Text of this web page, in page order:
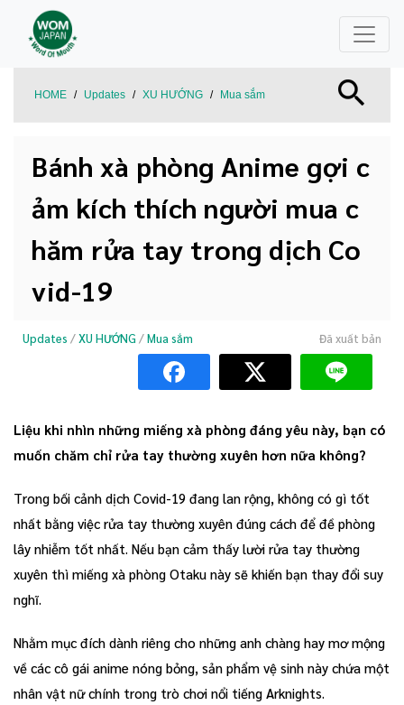
HOME / Updates / XU HƯỚNG / Mua sắm
Bánh xà phòng Anime gợi c
ảm kích thích người mua c
hăm rửa tay trong dịch Co
vid-19
Updates /XU HƯỚNG /Mua sắm Đã xuất bản
Liệu khi nhìn những miếng xà phòng đáng yêu này, bạn có
muốn chăm chỉ rửa tay thường xuyên hơn nữa không?
Trong bối cảnh dịch Covid-19 đang lan rộng, không có gì tốt
nhất bằng việc rửa tay thường xuyên đúng cách để đề phòng
lây nhiễm tốt nhất. Nếu bạn cảm thấy lười rửa tay thường
xuyên thì miếng xà phòng Otaku này sẽ khiến bạn thay đổi suy
nghĩ.
Nhằm mục đích dành riêng cho những anh chàng hay mơ mộng
về các cô gái anime nóng bỏng, sản phẩm vệ sinh này chứa một
nhân vật nữ chính trong trò chơi nổi tiếng Arknights.